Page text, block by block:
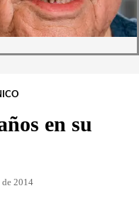
en su
de 2014